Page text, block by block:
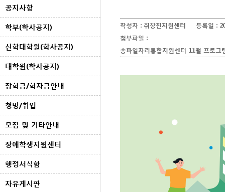
공지사항
학부(학사공지)
신학대학원(학사공지)
대학원(학사공지)
장학금/학자금안내
청빙/취업
모집 및 기타안내
장애학생지원센터
행정서식함
자유게시판
작성자 : 취창진지원센터 등록일 :
첨부파일 :
송파일자리통합지원센터 11월 프로그